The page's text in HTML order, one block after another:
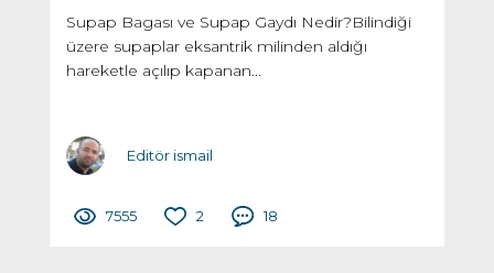
Supap Bagası ve Supap Gaydı Nedir?Bilindiği
üzere supaplar eksantrik milinden aldığı
hareketle açılıp kapanan...
Editör ismail
7555 2 18